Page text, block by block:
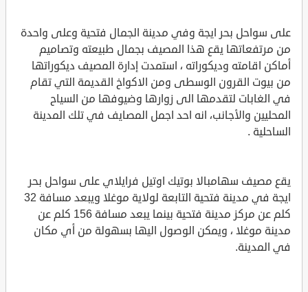
على سواحل بحر ايجة وفي مدينة الجمال فتحية وعلى واحدة
من مرتفعاتها يقع هذا المصيف بجمال طبيعته وتصاميم
أماكن اقامته وديكوراته ، استمدت إدارة المصيف ديكوراتها
من بيوت القرون الوسطى ومن الاكواخ القديمة التي تقام
في الغابات لتقدمها الى زوارها وضيوفها من السياح
المحليين والأجانب، انه احد اجمل المصايف في تلك المدينة
الساحلية .
يقع مصيف سهامبالا بوتيك اوتيل فرايلاي على سواحل بحر
ايجة في مدينة فتحية التابعة لولاية موغلا ويبعد مسافة 32
كلم عن مركز مدينة فتحية بينما يبعد مسافة 156 كلم عن
مدينة موغلا ، ويمكن الوصول اليها بسهولة من أي مكان
في المدينة.